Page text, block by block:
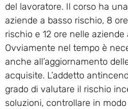
del lavoratore. Il corso ha
aziende a basso rischio, 8
rischio e 12 ore nelle
Ovviamente nel tempo è
anche all’aggiornamento
acquisite. L’addetto
grado di valutare il rischio
soluzioni, controllare in